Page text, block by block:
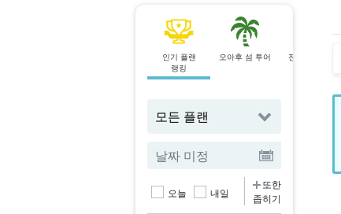
인기 플랜
랭킹
오아후 섬 투어
전날 예약 OK
오늘 내일
또한
좁히기